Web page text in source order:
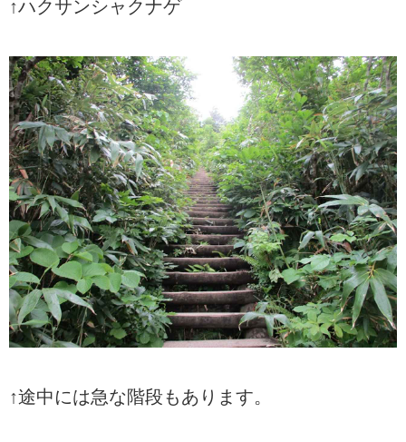
↑ハクサンシャクナゲ
↑途中には急な階段もあります。